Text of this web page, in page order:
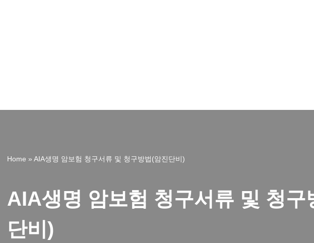
Home » AIA생명 암보험 청구서류 및 청구방법(암진단비)
AIA생명 암보험 청구서류 및 청구
단비)